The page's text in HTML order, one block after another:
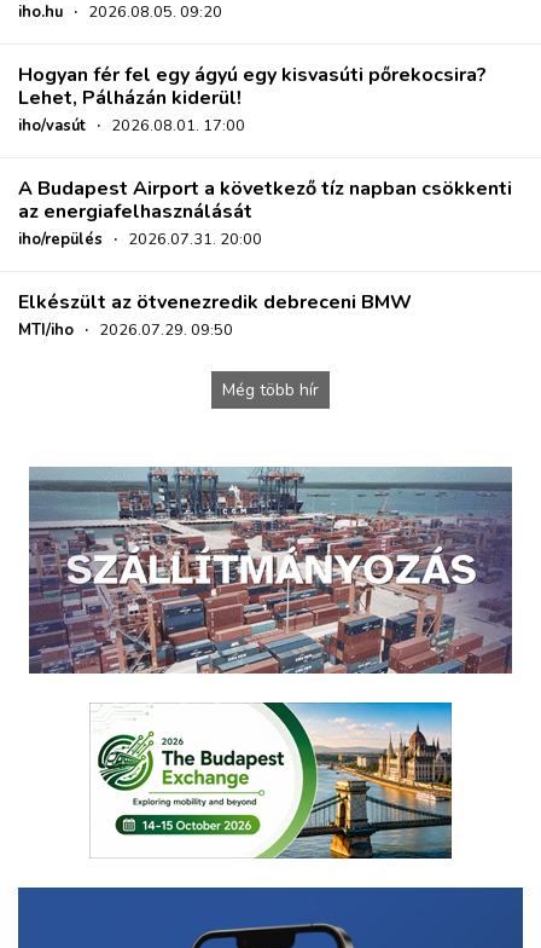
iho.hu · 2026.08.05. 09:20
Hogyan fér fel egy ágyú egy kisvasúti pőrekocsira?
Lehet, Pálházán kiderül!
iho/vasút · 2026.08.01. 17:00
A Budapest Airport a következő tíz napban csökkenti
az energiafelhasználását
iho/repülés · 2026.07.31. 20:00
Elkészült az ötvenezredik debreceni BMW
MTI/iho · 2026.07.29. 09:50
Még több hír